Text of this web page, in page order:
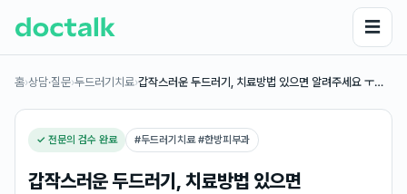
☰
홈›상담·질문›두드러기치료›갑작스러운 두드러기, 치료방법 있으면 알려주세요 ㅜ…
✓ 전문의 검수 완료 #두드러기치료 #한방피부과
갑작스러운 두드러기, 치료방법 있으면